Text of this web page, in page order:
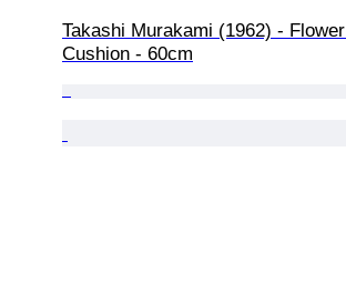
Takashi Murakami (1962) - Flower
Cushion - 60cm